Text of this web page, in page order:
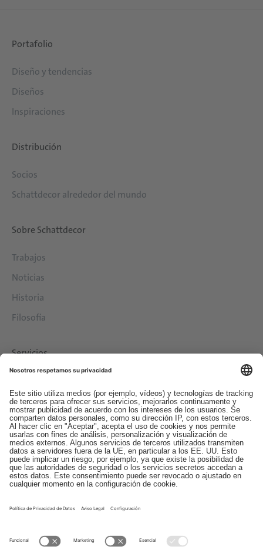
Portafolio
Diseño y tendencias
Diseños
Inspiraciones
Distribución
Socios
Schattdecor alrededor del mundo
Sobre Schattdecor
Trabajos
Noticias
Historia
Filosofía
Servicios
Contacto
EDI
Aviso legal